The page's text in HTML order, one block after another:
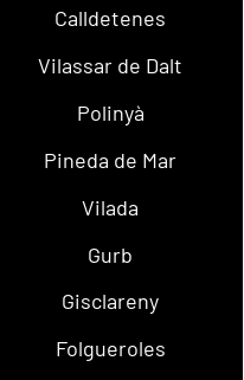
Calldetenes
Vilassar de Dalt
Polinyà
Pineda de Mar
Vilada
Gurb
Gisclareny
Folgueroles